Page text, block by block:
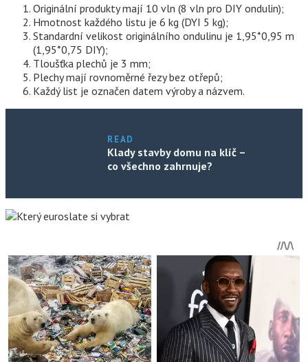
Originální produkty mají 10 vln (8 vln pro DIY ondulin);
Hmotnost každého listu je 6 kg (DYI 5 kg);
Standardní velikost originálního ondulinu je 1,95*0,95 m
(1,95*0,75 DIY);
Tloušťka plechů je 3 mm;
Plechy mají rovnoměrné řezy bez otřepů;
Každý list je označen datem výroby a názvem.
READ
Klady stavby domu na klíč –
co všechno zahrnuje?